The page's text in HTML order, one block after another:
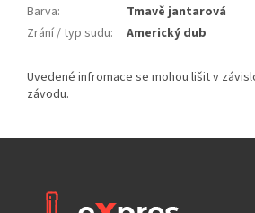
Barva:
Tmavě jantarová
Zrání / typ sudu: Americký dub